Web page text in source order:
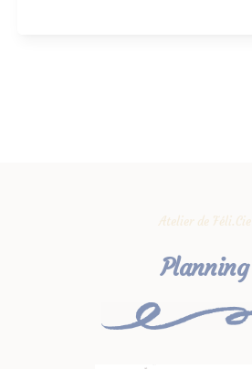
Atelier de Féli.Cie
Planning